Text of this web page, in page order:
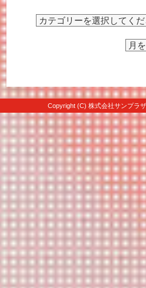
Copyright (C) 株式会社サンプラ